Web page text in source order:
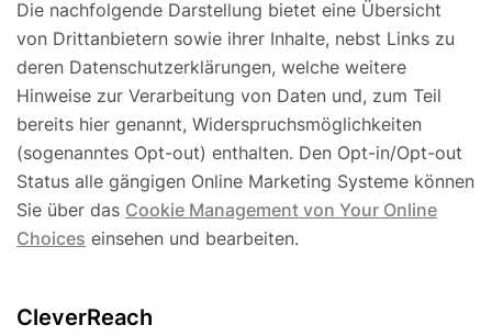
Die nachfolgende Darstellung bietet eine Übersicht
von Drittanbietern sowie ihrer Inhalte, nebst Links zu
deren Datenschutzerklärungen, welche weitere
Hinweise zur Verarbeitung von Daten und, zum Teil
bereits hier genannt, Widerspruchsmöglichkeiten
(sogenanntes Opt-out) enthalten. Den Opt-in/Opt-out
Status alle gängigen Online Marketing Systeme können
Sie über das Cookie Management von Your Online
Choices einsehen und bearbeiten.
CleverReach